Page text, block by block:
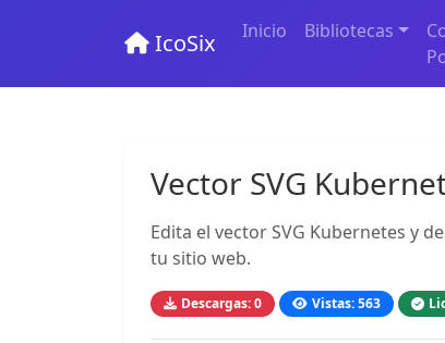
IcoSix Inicio Bibliotecas
Vector SVG
Edita el vector SVG Kubernetes y
tu sitio web.
Descargas: 0 Vistas: 563